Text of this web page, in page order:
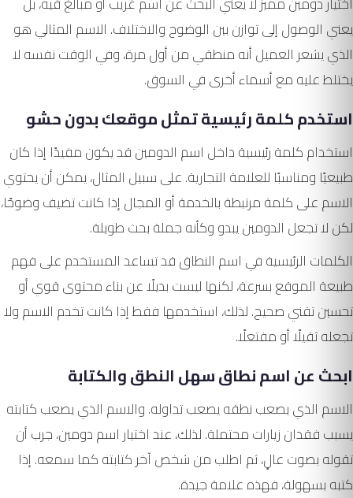
يعني الوصول إلى توازن بين الوضوح والاختلاف. الاسم المثالي هو
الذي يشعر العميل أنه منطقي من أول مرة، وفي الوقت نفسه لا
يختلط عليه مع أسماء أخرى في السوق.
استخدم كلمة رئيسية تمثل موقعك بدون حشو
استخدام كلمة رئيسية داخل اسم الدومين قد يكون مفيدًا إذا كان
طبيعيًا ومناسبًا للعلامة التجارية. على سبيل المثال، يمكن أن يحتوي
الاسم على كلمة مرتبطة بالخدمة أو المجال إذا كانت تضيف وضوحًا،
لكن لا تجعل الدومين يبدو وكأنه جملة بحث طويلة.
الكلمات الرئيسية في اسم النطاق قد تساعد المستخدم على فهم
طبيعة الموقع بسرعة، لكنها ليست بديلًا عن بناء محتوى قوي أو
تحسين تقني صحيح. لذلك، استخدمها فقط إذا كانت تخدم الاسم ولا
تجعله ثقيلًا أو مفتعلًا.
ابحث عن اسم نطاق سهل النطق والكتابة
الاسم الذي يصعب نطقه يصعب تداوله. والاسم الذي يصعب كتابته
يسبب فقدان زيارات محتملة. لذلك، عند اختيار اسم دومين، جرب أن
تقوله بصوت عالٍ، ثم اطلب من شخص آخر كتابته كما سمعه. إذا
كتبه بسهولة، فهذه علامة جيدة.